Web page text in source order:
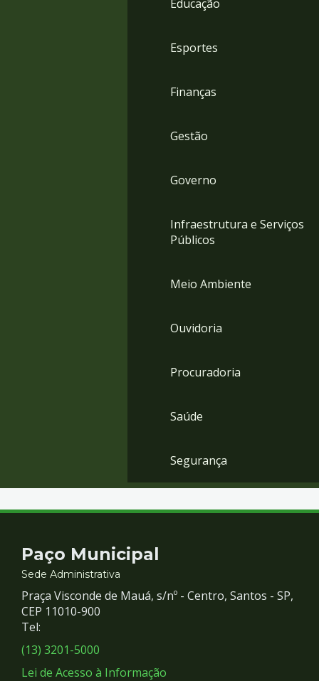
Educação
Esportes
Finanças
Gestão
Governo
Infraestrutura e Serviços
Públicos
Meio Ambiente
Ouvidoria
Procuradoria
Saúde
Segurança
Contato
e
Redes
Sociais
Paço Municipal
Sede Administrativa
Praça Visconde de Mauá, s/nº - Centro, Santos - SP,
CEP 11010-900
Tel:
(13) 3201-5000
Lei de Acesso à Informação